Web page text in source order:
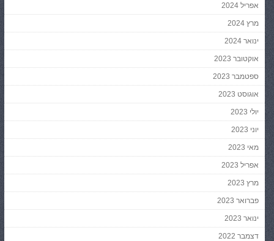
אפריל 2024
מרץ 2024
ינואר 2024
אוקטובר 2023
ספטמבר 2023
אוגוסט 2023
יולי 2023
יוני 2023
מאי 2023
אפריל 2023
מרץ 2023
פברואר 2023
ינואר 2023
דצמבר 2022